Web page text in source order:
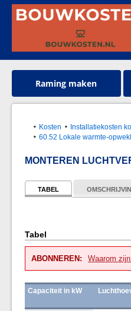
Raming maken
Kosten Installatiekosten
60.52 Lokale warmte-
MONTEREN
TABEL
Tabel
ABONNEREN: Waarom
Capaciteit in kW